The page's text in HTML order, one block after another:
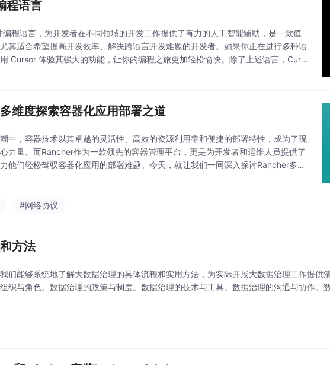
程语言
程语言，为开发者在不同领域的开发工作提供了有力的人工智能辅助，是一款值
其适合希望提高开发效率、解决跨语言开发难题的开发者。如果你正在进行多种语
Cursor 体验其强大的功能，让你的编程之旅更加轻松愉快。除了上述语言，Curs
维度探索容器化应用部署之道
中，容器技术以其卓越的灵活性、高效的资源利用率和便捷的部署特性，成为了现
力量。而Rancher作为一款领先的容器管理平台，更是为开发者和运维人员提供了
他们轻松驾驭容器化应用的部署难题。今天，就让我们一同深入探讨Rancher多种
#网络协议
方法
们能够系统地了解大数据治理的具体流程和实用方法，为实际开展大数据治理工作提供
织与角色。数据治理的政策与制度。数据治理的技术与工具。数据治理的沟通与协作。